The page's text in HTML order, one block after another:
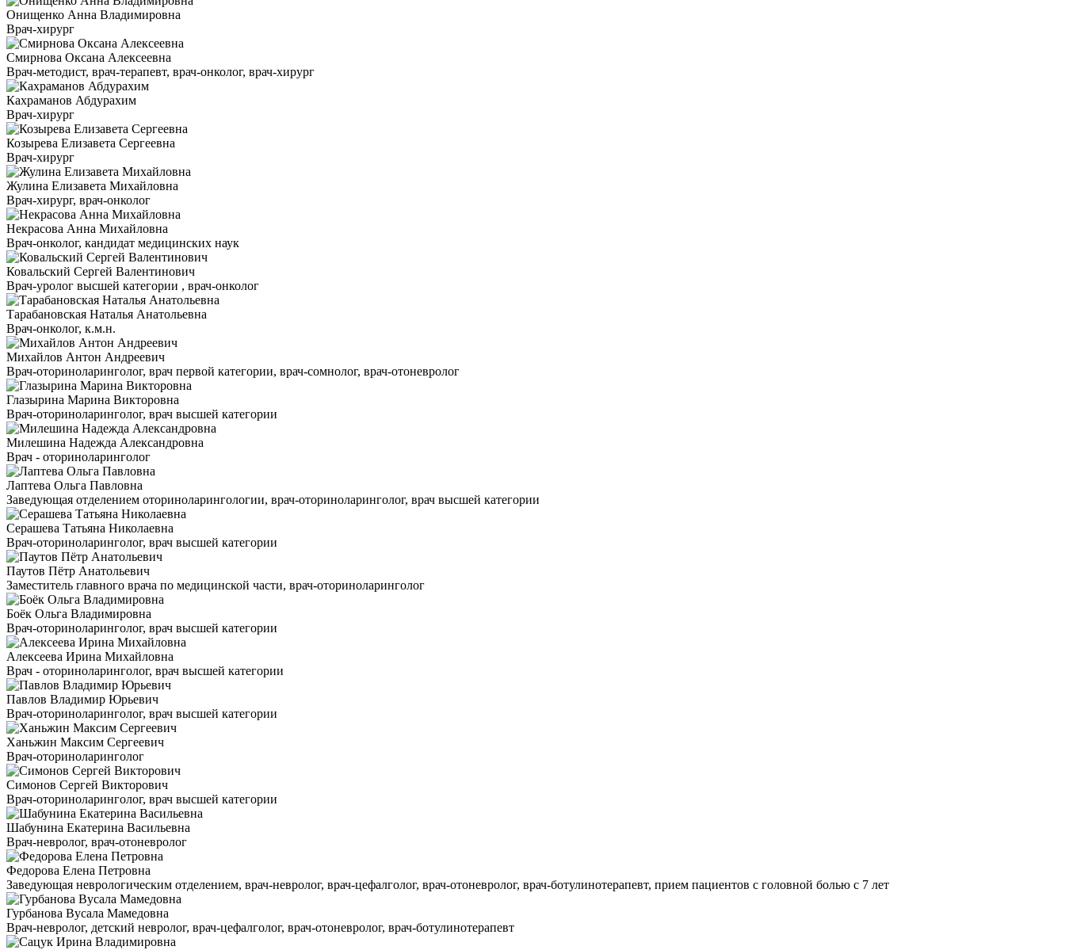
Онищенко Анна Владимировна
Врач-хирург
Смирнова Оксана Алексеевна
Врач-методист, врач-терапевт, врач-онколог, врач-хирург
Кахраманов Абдурахим
Врач-хирург
Козырева Елизавета Сергеевна
Врач-хирург
Жулина Елизавета Михайловна
Врач-хирург, врач-онколог
Некрасова Анна Михайловна
Врач-онколог, кандидат медицинских наук
Ковальский Сергей Валентинович
Врач-уролог высшей категории , врач-онколог
Тарабановская Наталья Анатольевна
Врач-онколог, к.м.н.
Михайлов Антон Андреевич
Врач-оториноларинголог, врач первой категории, врач-сомнолог, врач-отоневролог
Глазырина Марина Викторовна
Врач-оториноларинголог, врач высшей категории
Милешина Надежда Александровна
Врач - оториноларинголог
Лаптева Ольга Павловна
Заведующая отделением оториноларингологии, врач-оториноларинголог, врач высшей категории
Серашева Татьяна Николаевна
Врач-оториноларинголог, врач высшей категории
Паутов Пётр Анатольевич
Заместитель главного врача по медицинской части, врач-оториноларинголог
Боёк Ольга Владимировна
Врач-оториноларинголог, врач высшей категории
Алексеева Ирина Михайловна
Врач - оториноларинголог, врач высшей категории
Павлов Владимир Юрьевич
Врач-оториноларинголог, врач высшей категории
Ханьжин Максим Сергеевич
Врач-оториноларинголог
Симонов Сергей Викторович
Врач-оториноларинголог, врач высшей категории
Шабунина Екатерина Васильевна
Врач-невролог, врач-отоневролог
Федорова Елена Петровна
Заведующая неврологическим отделением, врач-невролог, врач-цефалголог, врач-отоневролог, врач-ботулинотерапевт, прием пациентов с головной болью с 7 лет
Гурбанова Вусала Мамедовна
Врач-невролог, детский невролог, врач-цефалголог, врач-отоневролог, врач-ботулинотерапевт